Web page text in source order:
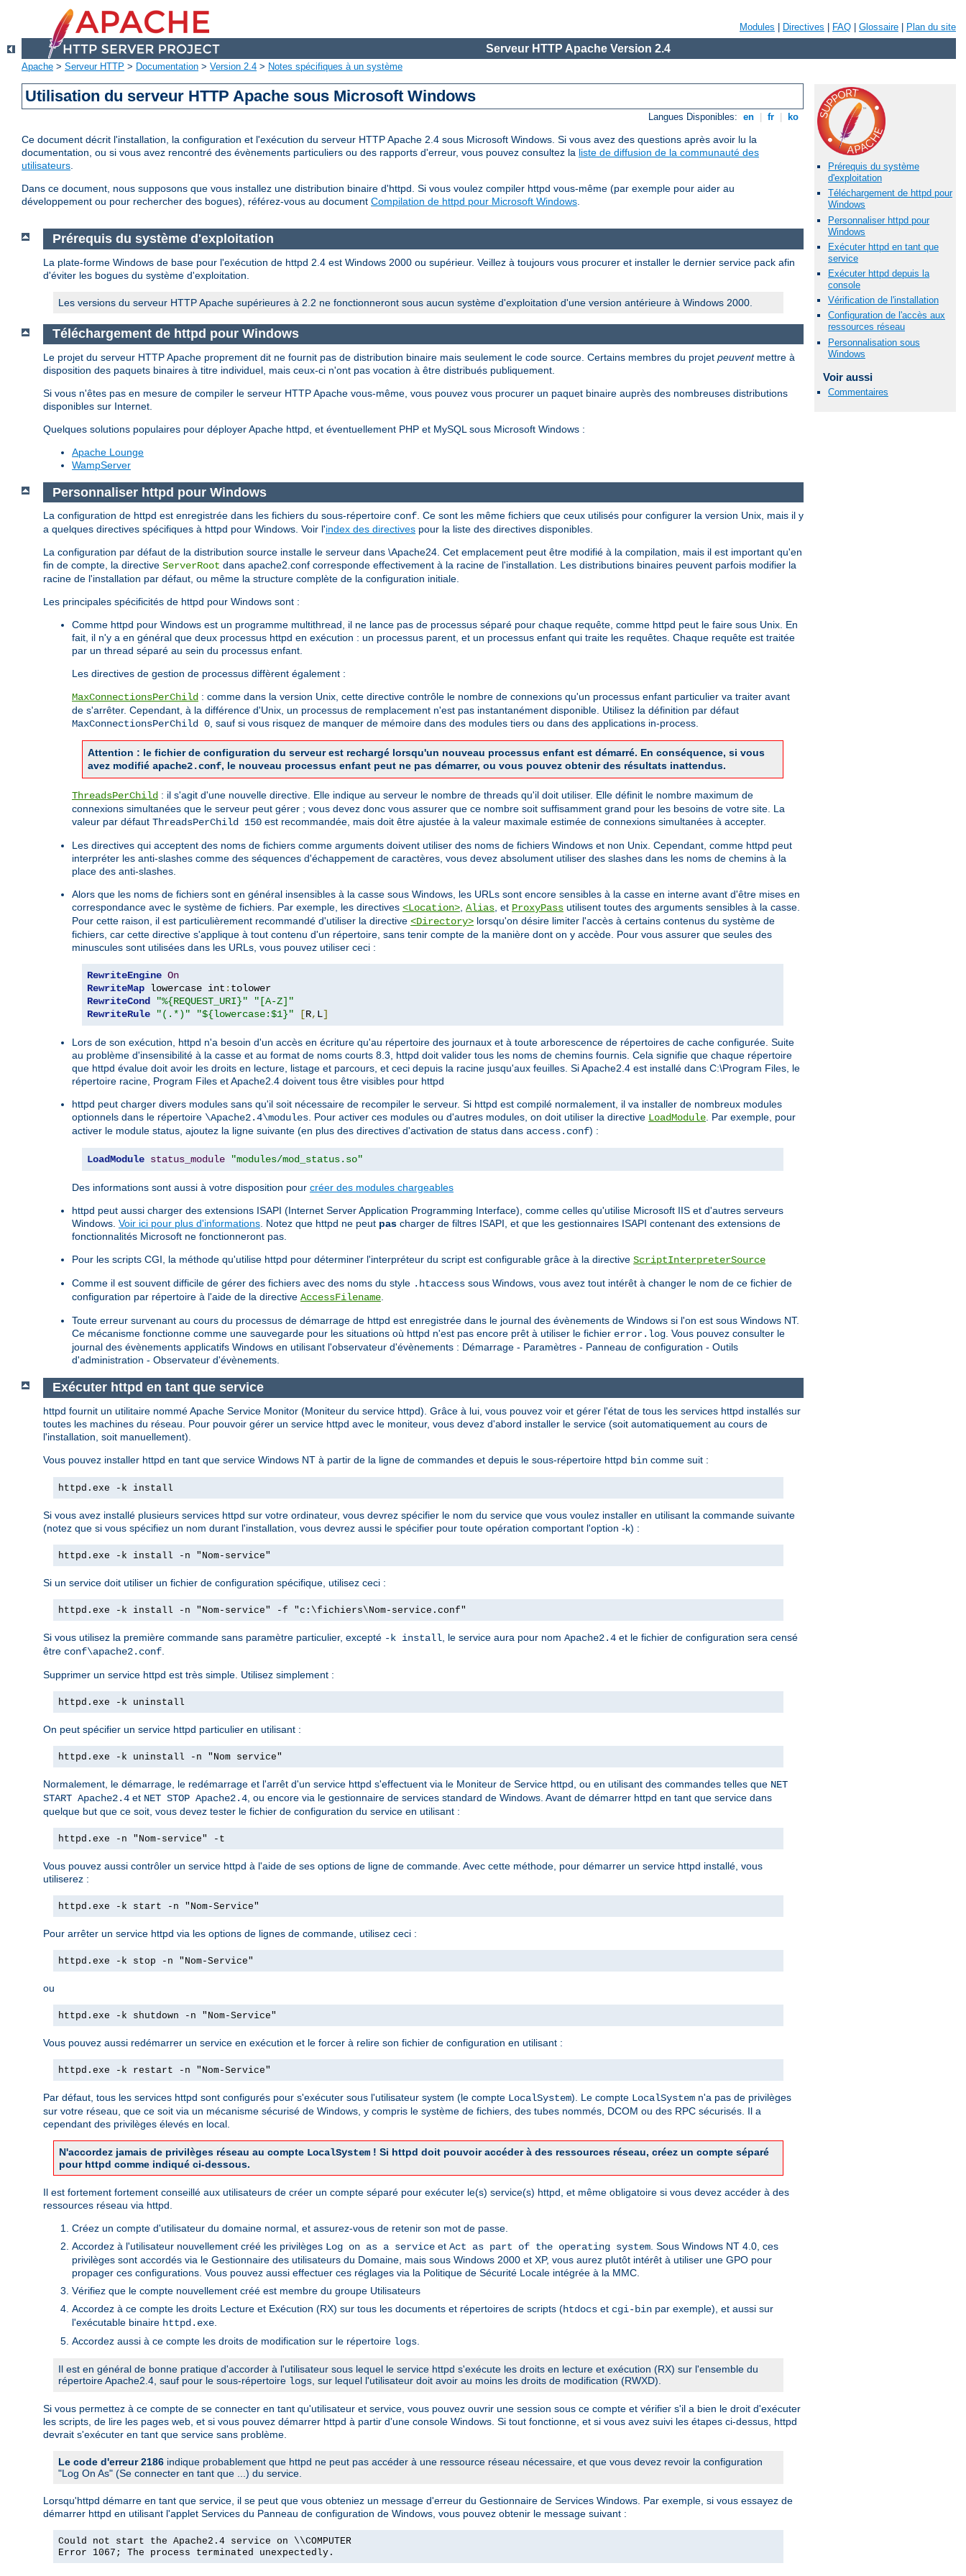
Modules Directives FAQ Glossaire Plan du site
Serveur HTTP Apache Version 2.4
Apache > Serveur HTTP > Documentation > Version 2.4 > Notes spécifiques à un système
Utilisation du serveur HTTP Apache sous Microsoft Windows
Langues Disponibles: en fr ko
Ce document décrit l'installation, la configuration et l'exécution du serveur HTTP Apache 2.4 sous Microsoft Windows. Si vous avez des questions après avoir lu la
documentation, ou si vous avez rencontré des évènements particuliers ou des rapports d'erreur, vous pouvez consultez la liste de diffusion de la communauté des
utilisateurs.
Dans ce document, nous supposons que vous installez une distribution binaire d'httpd. Si vous voulez compiler httpd vous-même (par exemple pour aider au
développement ou pour rechercher des bogues), référez-vous au document Compilation de httpd pour Microsoft Windows.
Prérequis du système
d'exploitation
Téléchargement de httpd pour
Windows
Personnaliser httpd pour
Windows
Exécuter httpd en tant que
service
Exécuter httpd depuis la
console
Vérification de l'installation
Configuration de l'accès aux
ressources réseau
Personnalisation sous
Windows
Voir aussi
Commentaires
Prérequis du système d'exploitation
La plate-forme Windows de base pour l'exécution de httpd 2.4 est Windows 2000 ou supérieur. Veillez à toujours vous procurer et installer le dernier service pack afin
d'éviter les bogues du système d'exploitation.
Les versions du serveur HTTP Apache supérieures à 2.2 ne fonctionneront sous aucun système d'exploitation d'une version antérieure à Windows 2000.
Téléchargement de httpd pour Windows
Le projet du serveur HTTP Apache proprement dit ne fournit pas de distribution binaire mais seulement le code source. Certains membres du projet peuventmettre à
disposition des paquets binaires à titre individuel, mais ceux-ci n'ont pas vocation à être distribués publiquement.
Si vous n'êtes pas en mesure de compiler le serveur HTTP Apache vous-même, vous pouvez vous procurer un paquet binaire auprès des nombreuses distributions
disponibles sur Internet.
Quelques solutions populaires pour déployer Apache httpd, et éventuellement PHP et MySQL sous Microsoft Windows :
Apache Lounge
WampServer
Personnaliser httpd pour Windows
La configuration de httpd est enregistrée dans les fichiers du sous-répertoire conf. Ce sont les même fichiers que ceux utilisés pour configurer la version Unix, mais il y
a quelques directives spécifiques à httpd pour Windows. Voir l'index des directives pour la liste des directives disponibles.
La configuration par défaut de la distribution source installe le serveur dans \Apache24. Cet emplacement peut être modifié à la compilation, mais il est important qu'en
fin de compte, la directive ServerRoot dans apache2.conf corresponde effectivement à la racine de l'installation. Les distributions binaires peuvent parfois modifier la
racine de l'installation par défaut, ou même la structure complète de la configuration initiale.
Les principales spécificités de httpd pour Windows sont :
Comme httpd pour Windows est un programme multithread, il ne lance pas de processus séparé pour chaque requête, comme httpd peut le faire sous Unix. En
fait, il n'y a en général que deux processus httpd en exécution : un processus parent, et un processus enfant qui traite les requêtes. Chaque requête est traitée
par un thread séparé au sein du processus enfant.
Les directives de gestion de processus diffèrent également :
MaxConnectionsPerChild : comme dans la version Unix, cette directive contrôle le nombre de connexions qu'un processus enfant particulier va traiter avant
de s'arrêter. Cependant, à la différence d'Unix, un processus de remplacement n'est pas instantanément disponible. Utilisez la définition par défaut
MaxConnectionsPerChild 0, sauf si vous risquez de manquer de mémoire dans des modules tiers ou dans des applications in-process.
Attention : le fichier de configuration du serveur est rechargé lorsqu'un nouveau processus enfant est démarré. En conséquence, si vous
avez modifié apache2.conf, le nouveau processus enfant peut ne pas démarrer, ou vous pouvez obtenir des résultats inattendus.
ThreadsPerChild : il s'agit d'une nouvelle directive. Elle indique au serveur le nombre de threads qu'il doit utiliser. Elle définit le nombre maximum de
connexions simultanées que le serveur peut gérer ; vous devez donc vous assurer que ce nombre soit suffisamment grand pour les besoins de votre site. La
valeur par défaut ThreadsPerChild 150 est recommandée, mais doit être ajustée à la valeur maximale estimée de connexions simultanées à accepter.
Les directives qui acceptent des noms de fichiers comme arguments doivent utiliser des noms de fichiers Windows et non Unix. Cependant, comme httpd peut
interpréter les anti-slashes comme des séquences d'échappement de caractères, vous devez absolument utiliser des slashes dans les noms de chemins à la
place des anti-slashes.
Alors que les noms de fichiers sont en général insensibles à la casse sous Windows, les URLs sont encore sensibles à la casse en interne avant d'être mises en
correspondance avec le système de fichiers. Par exemple, les directives <Location>, Alias, et ProxyPass utilisent toutes des arguments sensibles à la casse.
Pour cette raison, il est particulièrement recommandé d'utiliser la directive <Directory> lorsqu'on désire limiter l'accès à certains contenus du système de
fichiers, car cette directive s'applique à tout contenu d'un répertoire, sans tenir compte de la manière dont on y accède. Pour vous assurer que seules des
minuscules sont utilisées dans les URLs, vous pouvez utiliser ceci :
RewriteEngine On
RewriteMap lowercase int :
RewriteCond
"%{REQUEST_URI}"
"[A-Z]"
RewriteRule
"(.*)" "${lowercase:$1}" [R, L]
Lors de son exécution, httpd n'a besoin d'un accès en écriture qu'au répertoire des journaux et à toute arborescence de répertoires de cache configurée. Suite
au problème d'insensibilité à la casse et au format de noms courts 8.3, httpd doit valider tous les noms de chemins fournis. Cela signifie que chaque répertoire
que httpd évalue doit avoir les droits en lecture, listage et parcours, et ceci depuis la racine jusqu'aux feuilles. Si Apache2.4 est installé dans C:\Program Files, le
répertoire racine, Program Files et Apache2.4 doivent tous être visibles pour httpd
httpd peut charger divers modules sans qu'il soit nécessaire de recompiler le serveur. Si httpd est compilé normalement, il va installer de nombreux modules
optionnels dans le répertoire \Apache2.4\modules. Pour activer ces modules ou d'autres modules, on doit utiliser la directive LoadModule. Par exemple, pour
activer le module status, ajoutez la ligne suivante (en plus des directives d'activation de status dans access.conf) :
LoadModule status_module "modules/mod_status.so"
Des informations sont aussi à votre disposition pour créer des modules chargeables
httpd peut aussi charger des extensions ISAPI (Internet Server Application Programming Interface), comme celles qu'utilise Microsoft IIS et d'autres serveurs
Windows. Voir ici pour plus d'informations. Notez que httpd ne peut pas charger de filtres ISAPI, et que les gestionnaires ISAPI contenant des extensions de
fonctionnalités Microsoft ne fonctionneront pas.
Pour les scripts CGI, la méthode qu'utilise httpd pour déterminer l'interpréteur du script est configurable grâce à la directive ScriptInterpreterSource
Comme il est souvent difficile de gérer des fichiers avec des noms du style .htaccess sous Windows, vous avez tout intérêt à changer le nom de ce fichier de
configuration par répertoire à l'aide de la directive AccessFilename.
Toute erreur survenant au cours du processus de démarrage de httpd est enregistrée dans le journal des évènements de Windows si l'on est sous Windows NT.
Ce mécanisme fonctionne comme une sauvegarde pour les situations où httpd n'est pas encore prêt à utiliser le fichier error.log. Vous pouvez consulter le
journal des évènements applicatifs Windows en utilisant l'observateur d'évènements : Démarrage - Paramètres - Panneau de configuration - Outils
d'administration - Observateur d'évènements.
Exécuter httpd en tant que service
httpd fournit un utilitaire nommé Apache Service Monitor (Moniteur du service httpd). Grâce à lui, vous pouvez voir et gérer l'état de tous les services httpd installés sur
toutes les machines du réseau. Pour pouvoir gérer un service httpd avec le moniteur, vous devez d'abord installer le service (soit automatiquement au cours de
l'installation, soit manuellement).
Vous pouvez installer httpd en tant que service Windows NT à partir de la ligne de commandes et depuis le sous-répertoire httpd bin comme suit :
httpd.exe -k install
Si vous avez installé plusieurs services httpd sur votre ordinateur, vous devrez spécifier le nom du service que vous voulez installer en utilisant la commande suivante
(notez que si vous spécifiez un nom durant l'installation, vous devrez aussi le spécifier pour toute opération comportant l'option -k) :
httpd.exe -k install -n "Nom-service"
Si un service doit utiliser un fichier de configuration spécifique, utilisez ceci :
httpd.exe -k install -n "Nom-service" -f "c:\fichiers\Nom-service.conf"
Si vous utilisez la première commande sans paramètre particulier, excepté -k install , le service aura pour nom Apache2.4 et le fichier de configuration sera censé
être conf\apache2.conf
Supprimer un service httpd est très simple. Utilisez simplement :
httpd.exe -k uninstall
On peut spécifier un service httpd particulier en utilisant :
httpd.exe -k uninstall -n "Nom service"
Normalement, le démarrage, le redémarrage et l'arrêt d'un service httpd s'effectuent via le Moniteur de Service httpd, ou en utilisant des commandes telles que NET
START Apache2.4 et NET STOP Apache2.4 , ou encore via le gestionnaire de services standard de Windows. Avant de démarrer httpd en tant que service dans
quelque but que ce soit, vous devez tester le fichier de configuration du service en utilisant :
httpd.exe -n "Nom-service" -t
Vous pouvez aussi contrôler un service httpd à l'aide de ses options de ligne de commande. Avec cette méthode, pour démarrer un service httpd installé, vous
utiliserez :
httpd.exe -k start -n "Nom-Service"
Pour arrêter un service httpd via les options de lignes de commande, utilisez ceci :
httpd.exe -k stop -n "Nom-Service"
ou
httpd.exe -k shutdown -n "Nom-Service"
Vous pouvez aussi redémarrer un service en exécution et le forcer à relire son fichier de configuration en utilisant :
httpd.exe -k restart -n "Nom-Service"
Par défaut, tous les services httpd sont configurés pour s'exécuter sous l'utilisateur system (le compte LocalSystem). Le compte LocalSystem n'a pas de privilèges
sur votre réseau, que ce soit via un mécanisme sécurisé de Windows, y compris le système de fichiers, des tubes nommés, DCOM ou des RPC sécurisés. Il a
cependant des privilèges élevés en local.
N'accordez jamais de privilèges réseau au compte LocalSystem ! Si httpd doit pouvoir accéder à des ressources réseau, créez un compte séparé
pour httpd comme indiqué ci-dessous.
Il est fortement fortement conseillé aux utilisateurs de créer un compte séparé pour exécuter le(s) service(s) httpd, et même obligatoire si vous devez accéder à des
ressources réseau via httpd.
Créez un compte d'utilisateur du domaine normal, et assurez-vous de retenir son mot de passe.
Accordez à l'utilisateur nouvellement créé les privilèges Log on as a service et Act as part of the operating system . Sous Windows NT 4.0, ces
privilèges sont accordés via le Gestionnaire des utilisateurs du Domaine, mais sous Windows 2000 et XP, vous aurez plutôt intérêt à utiliser une GPO pour
propager ces configurations. Vous pouvez aussi effectuer ces réglages via la Politique de Sécurité Locale intégrée à la MMC.
Vérifiez que le compte nouvellement créé est membre du groupe Utilisateurs
Accordez à ce compte les droits Lecture et Exécution (RX) sur tous les documents et répertoires de scripts (htdocs et cgi-bin par exemple), et aussi sur
l'exécutable binaire httpd.exe
Accordez aussi à ce compte les droits de modification sur le répertoire logs
Il est en général de bonne pratique d'accorder à l'utilisateur sous lequel le service httpd s'exécute les droits en lecture et exécution (RX) sur l'ensemble du
répertoire Apache2.4, sauf pour le sous-répertoire logs , sur lequel l'utilisateur doit avoir au moins les droits de modification (RWXD).
Si vous permettez à ce compte de se connecter en tant qu'utilisateur et service, vous pouvez ouvrir une session sous ce compte et vérifier s'il a bien le droit d'exécuter
les scripts, de lire les pages web, et si vous pouvez démarrer httpd à partir d'une console Windows. Si tout fonctionne, et si vous avez suivi les étapes ci-dessus, httpd
devrait s'exécuter en tant que service sans problème.
Le code d'erreur 2186 indique probablement que httpd ne peut pas accéder à une ressource réseau nécessaire, et que vous devez revoir la configuration
"Log On As" (Se connecter en tant que ...) du service.
Lorsqu'httpd démarre en tant que service, il se peut que vous obteniez un message d'erreur du Gestionnaire de Services Windows. Par exemple, si vous essayez de
démarrer httpd en utilisant l'applet Services du Panneau de configuration de Windows, vous pouvez obtenir le message suivant :
Could not start the Apache2.4 service on \\COMPUTER
Error 1067; The process terminated unexpectedly.